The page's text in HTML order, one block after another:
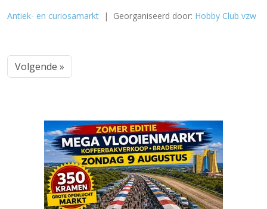
Antiek- en curiosamarkt | Georganiseerd door: Hobby Club vzw
Volgende »